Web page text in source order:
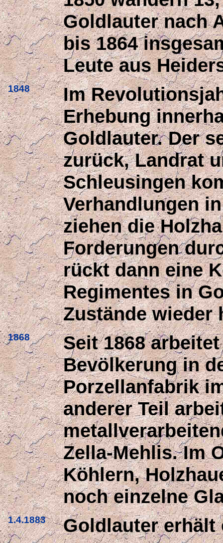
Goldlauter nach
bis 1864
Leute aus
1848
Im
Erhebung
Goldlauter. Der
zurück, Landrat
Schleusingen
Verhandlungen
ziehen die
Forderungen
rückt dann eine
Regimentes in
Zustände wieder
1868
Seit 1868
Bevölkerung in
Porzellanfabrik
anderer Teil
Zella-Mehlis. Im
Köhlern,
noch einzelne
1.4.1883 Goldlauter erhält